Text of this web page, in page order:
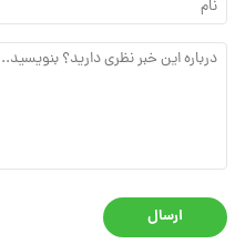
ارسال